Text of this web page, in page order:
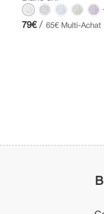
79€ / 65€ Multi-Achat